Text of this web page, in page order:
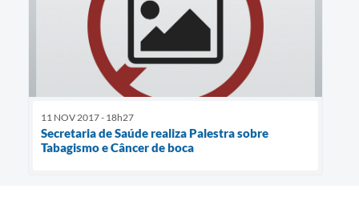
11 NOV 2017 - 18h27
Secretaria de Saúde realiza Palestra sobre
Tabagismo e Câncer de boca